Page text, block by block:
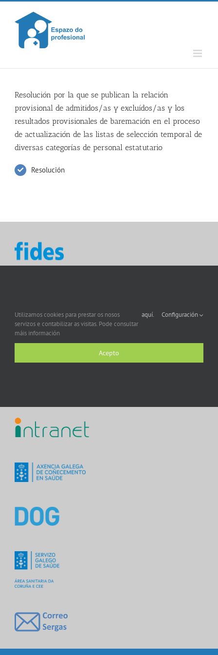
Skip
content
Resolución por la que se publican la relación
provisional de admitidos/as y excluídos/as y los
resultados provisionales de baremación en el proceso
de actualización de las listas de selección temporal de
diversas categorías de personal estatutario
Resolución
Utilizamos cookies para prestar os nosos
servizos e contabilizar as visitas. Pode consultar
máis información
aquí. Configuración
Acepto